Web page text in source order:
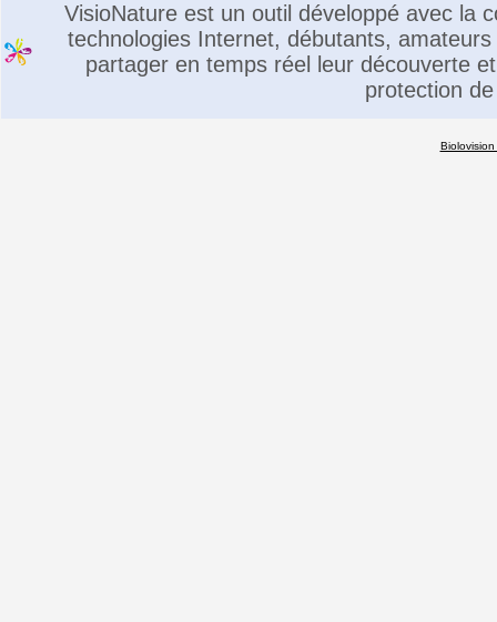
VisioNature est un outil développé avec la
technologies Internet, débutants,
partager en temps réel leur découverte
protection
Biolovision